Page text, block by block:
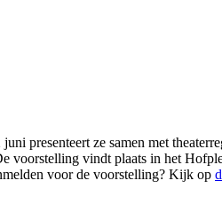
presenteert ze samen met
voorstelling vindt plaats in het
voor de voorstelling? Kijk op